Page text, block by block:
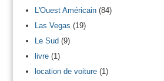
L'Ouest Américain(84)
Las Vegas (19)
Le Sud(9)
livre(1)
location de voiture(1)